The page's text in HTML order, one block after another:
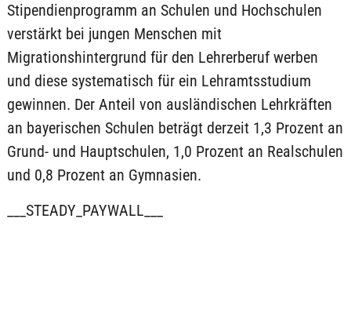
Stipendienprogramm an Schulen und Hochschulen
verstärkt bei jungen Menschen mit
Migrationshintergrund für den Lehrerberuf werben
und diese systematisch für ein Lehramtsstudium
gewinnen. Der Anteil von ausländischen Lehrkräften
an bayerischen Schulen beträgt derzeit 1,3 Prozent an
Grund- und Hauptschulen, 1,0 Prozent an Realschulen
und 0,8 Prozent an Gymnasien.
___STEADY_PAYWALL___